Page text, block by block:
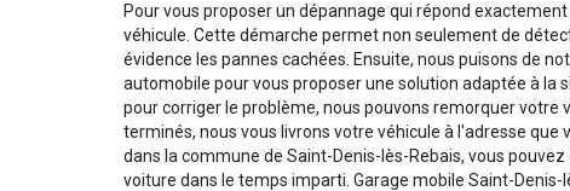
Pour vous proposer un dépannage qui répond
véhicule. Cette démarche permet non seulement de
évidence les pannes cachées. Ensuite, nous puisons de
automobile pour vous proposer une solution adaptée à la
pour corriger le problème, nous pouvons remorquer votre
terminés, nous vous livrons votre véhicule à l'adresse
dans la commune de Saint-Denis-lès-Rebais, vous
voiture dans le temps imparti. Garage mobile Saint-